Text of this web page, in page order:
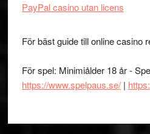
PayPal casino utan licens
För bäst guide till online casino
För spel: Minimiålder 18 år -
https://www.spelpaus.se/|